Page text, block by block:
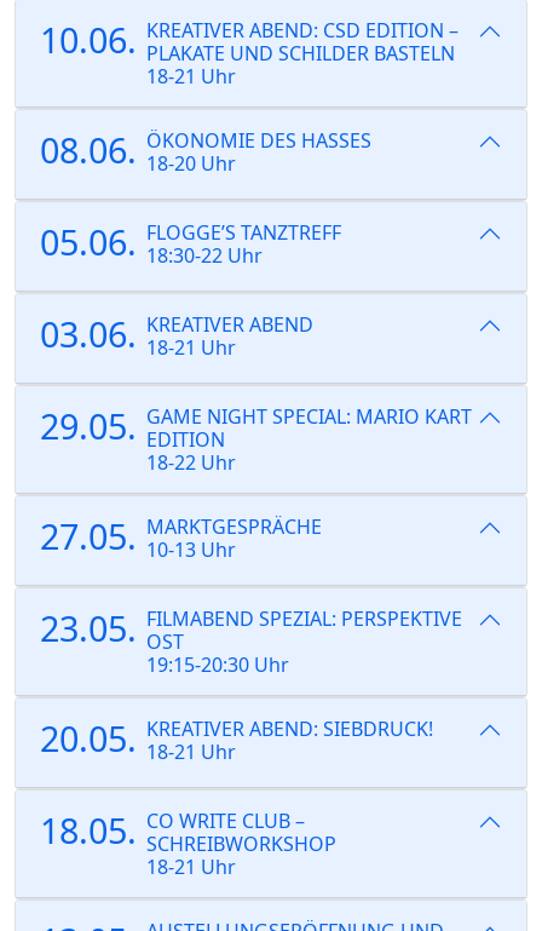
10.06. KREATIVER ABEND: CSD EDITION –
PLAKATE UND SCHILDER BASTELN
18-21 Uhr
08.06. ÖKONOMIE DES HASSES
18-20 Uhr
05.06. FLOGGE’S TANZTREFF
18:30-22 Uhr
03.06. KREATIVER ABEND
18-21 Uhr
29.05. GAME NIGHT SPECIAL: MARIO KART
EDITION
18-22 Uhr
27.05. MARKTGESPRÄCHE
10-13 Uhr
23.05. FILMABEND SPEZIAL: PERSPEKTIVE
OST
19:15-20:30 Uhr
20.05. KREATIVER ABEND: SIEBDRUCK!
18-21 Uhr
18.05. CO WRITE CLUB –
SCHREIBWORKSHOP
18-21 Uhr